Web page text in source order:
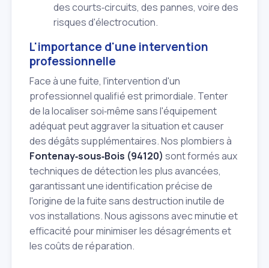
des courts‑circuits, des pannes, voire des
risques d'électrocution.
L'importance d'une intervention
professionnelle
Face à une fuite, l'intervention d'un
professionnel qualifié est primordiale. Tenter
de la localiser soi‑même sans l'équipement
adéquat peut aggraver la situation et causer
des dégâts supplémentaires. Nos plombiers à
Fontenay‑sous‑Bois (94120) sont formés aux
techniques de détection les plus avancées,
garantissant une identification précise de
l'origine de la fuite sans destruction inutile de
vos installations. Nous agissons avec minutie et
efficacité pour minimiser les désagréments et
les coûts de réparation.